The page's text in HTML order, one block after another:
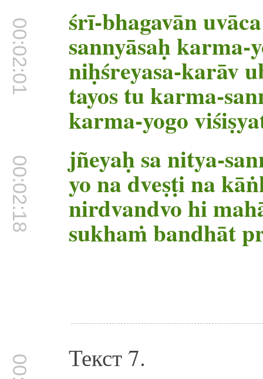
00:02:01 śrī-bhagavān uvāca
sannyāsaḥ karma-
niḥśreyasa-karāv
tayos tu karma-
karma-yogo
00:02:18 jñeyaḥ sa nitya-
yo na dveṣṭi na
nirdvandvo hi
sukhaṁ bandhāt
Текст 7.